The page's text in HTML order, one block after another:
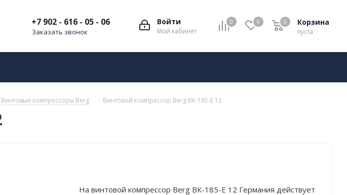
0 0 Корзина
пуста
0
Войти
Мой кабинет
+7 902 - 616 - 05 - 06
Заказать звонок
Винтовые компрессоры Berg - Винтовой компрессор Berg ВК-185-Е 12
На винтовой компрессор Berg ВК-185-Е 12 Германия действует